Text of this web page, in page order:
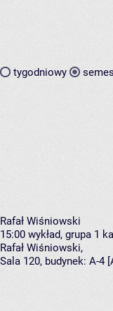
tygodniowy
Rafał Wiśniowski
15:00 wykład, grupa 1
Rafał Wiśniowski,
Sala 120, budynek: A-4